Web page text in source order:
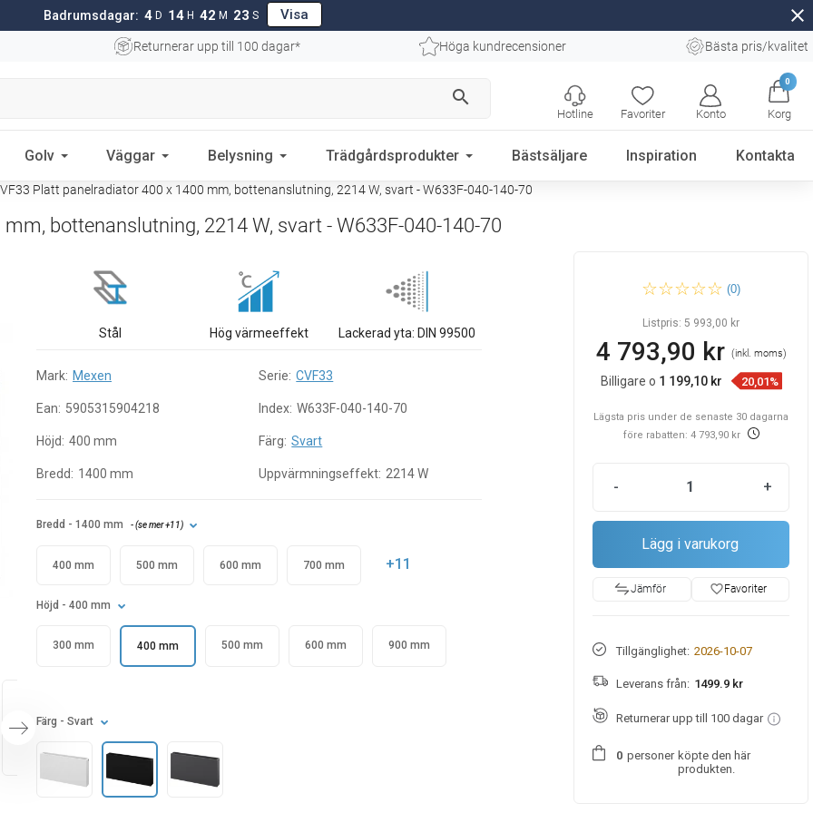
Badrumsdagar: 4 D 14 H 42 M 22 S Visa close
Returnerar upp till 100 dagar* Höga kundrecensioner Bästa pris/kvalitet
search
Favoriter Konto
0
Korg
Hotline
Golv Väggar Belysning Trädgårdsprodukter Bästsäljare Inspiration Kontakta
Platt panelradiator 400 x 1400 mm, bottenanslutning, 2214 W, svart - W633F-040-140-70
bottenanslutning, 2214 W, svart - W633F-040-140-70
Stål Hög värmeeffekt Lackerad yta: DIN 99500
Mark: Mexen Serie: CVF33
Ean: 5905315904218 Index: W633F-040-140-70
Höjd: 400 mm Färg: Svart
Bredd: 1400 mm Uppvärmningseffekt: 2214 W
Bredd - 1400 mm - (se mer+11)
400 mm 500 mm 600 mm 700 mm +11
Höjd - 400 mm
300 mm 400 mm 500 mm 600 mm 900 mm
Färg - Svart
panelradiator 400 x 1400 mm,
svart - W633F-040-140-70
(0)
Listpris: 5 993,00 kr
4 793,90 kr (inkl. moms)
Billigare o 1 199,10 kr 20,01%
Lägsta pris under de senaste 30 dagarna
före rabatten: 4 793,90 kr
- +
Lägg i varukorg
Jämför favorite_borderFavoriter
Tillgänglighet: 2026-10-07
Leverans från: 1499.9 kr
Returnerar upp till 100 dagar
0 personer köpte den här
produkten.